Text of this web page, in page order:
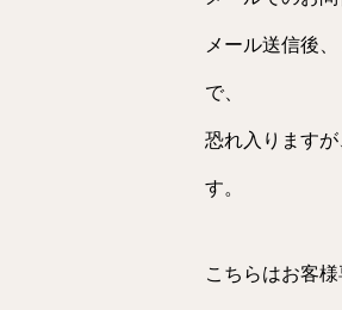
メール送信後
で、
恐れ入りますが
す。
こちらはお客